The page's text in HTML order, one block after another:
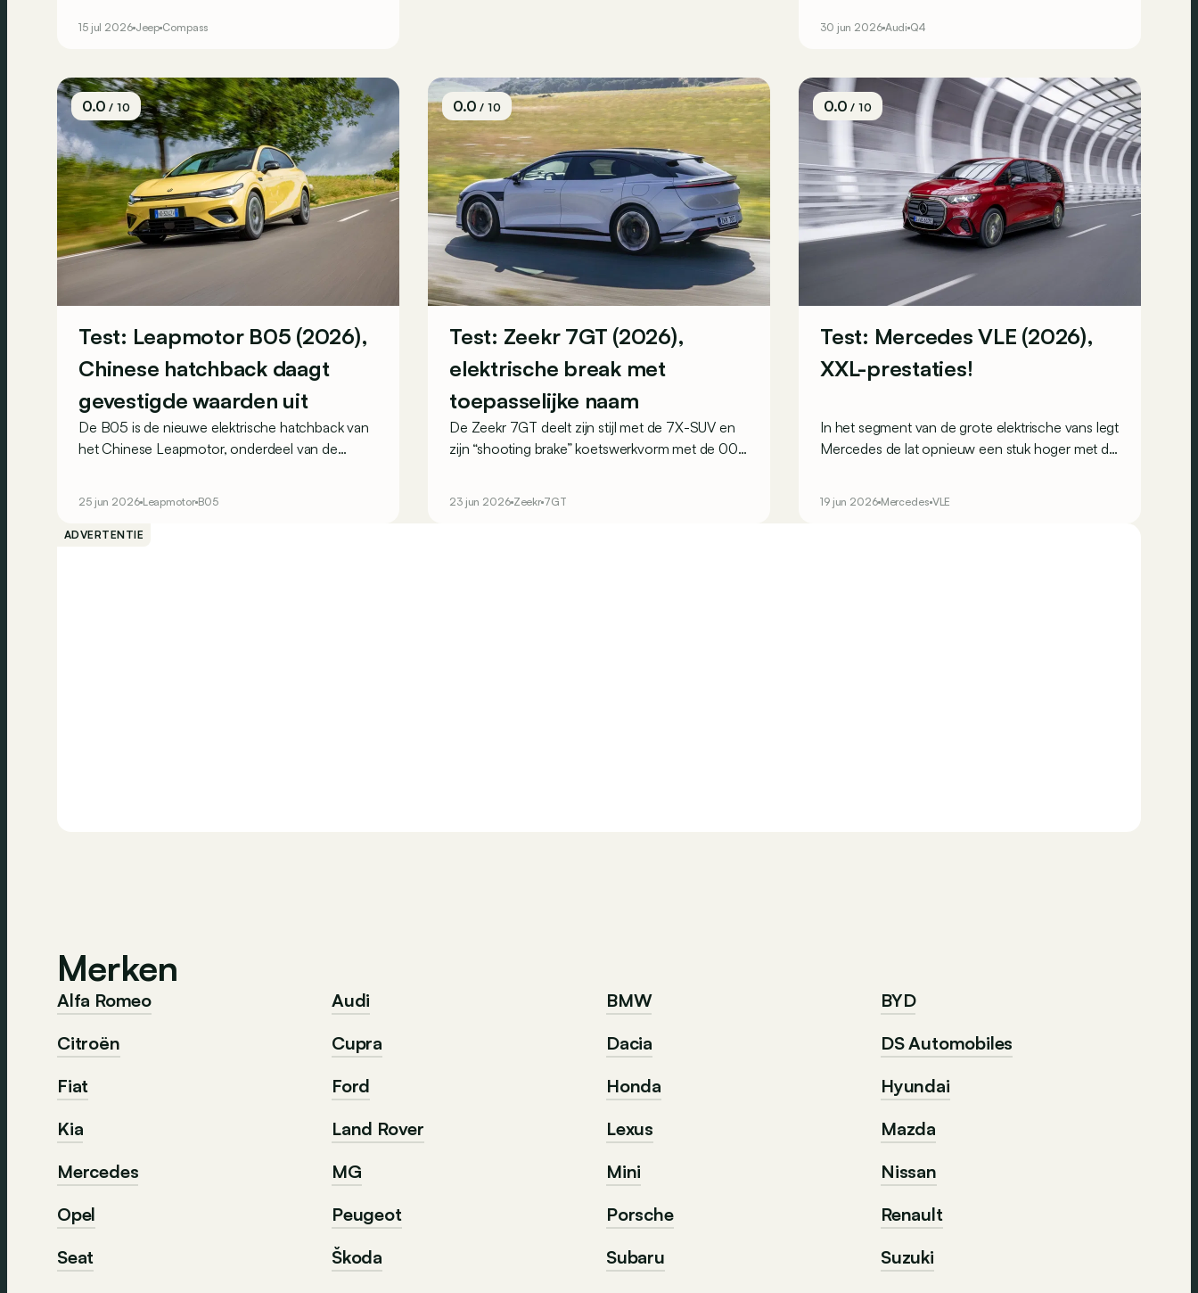
volledig elektrische versies, en wordt nu
sommigen een interessante keuze kan zijn.
15 jul 2026 Jeep Compass
hoofd te bieden aan de steeds sterkere
30 jun 2026 Audi Q4
0.0/ 10
Test: Leapmotor B05 (2026),
Chinese hatchback daagt
gevestigde waarden uit
De B05 is de nieuwe elektrische hatchback van
het Chinese Leapmotor, onderdeel van de
e-308 en Volkswagen ID.3. Maakt hij die belofte
ook waar?
25 jun 2026 Leapmotor B05
0.0/ 10
Test: Zeekr 7GT (2026),
elektrische break met
toepasselijke naam
De Zeekr 7GT deelt zijn stijl met de 7X-SUV en
zijn “shooting brake” koetswerkvorm met de 001.
23 jun 2026 Zeekr 7GT
0.0/ 10
Test: Mercedes VLE (2026),
XXL-prestaties!
In het segment van de grote elektrische vans legt
Mercedes de lat opnieuw een stuk hoger met de
19 jun 2026 Mercedes VLE
ADVERTENTIE
Merken
Alfa Romeo Audi BMW
BYD
Citroën
Cupra Dacia
DS Automobiles
Fiat
Ford Honda
Hyundai
Kia
Land Rover Lexus
Mazda
Mercedes
MG Mini
Nissan
Opel
Peugeot Porsche
Renault
Seat
Škoda Subaru
Suzuki